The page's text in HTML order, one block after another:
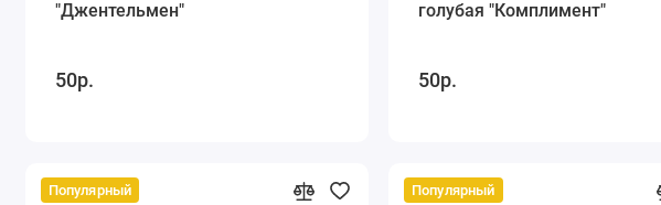
"Джентельмен"
50р.
голубая "Комплимент"
50р.
Популярный Популярный